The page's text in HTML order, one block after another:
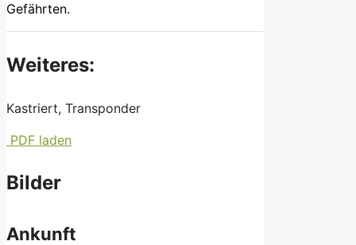
Gefährten.
Weiteres:
Kastriert, Transponder
PDF laden
Bilder
Ankunft